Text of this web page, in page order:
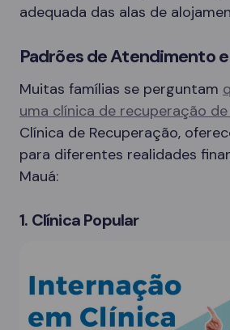
adequada das alas de
Padrões de Atendimento
Muitas famílias se perguntam
uma clínica de recuperação
Clínica de Recuperação,
para diferentes realidades
Mauá:
1. Clínica Popular